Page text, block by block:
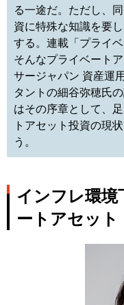
る一途だ。ただし、
資に特殊な知識を要
する。連載「プライ
そんなプライベート
サージャパン 資産運
タントの細谷弥穂氏
はその序章として、
トアセット投資の現
う。
インフレ環境
ートアセット